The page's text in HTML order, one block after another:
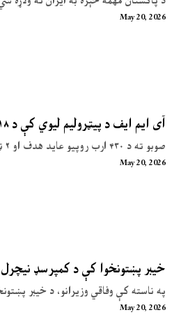
May 20, 2026
آی ایم ایف د پیټرولیم لیوي کې د ۱۸ سلنې زیاتوالي او نوو مالیو سپارښتنه کړې
صوبو ته د ۴۳۰ ارب روپیو عاید هدف او ۲ ټریلیون سرپلس غوښتنه شوې
May 20, 2026
خیبر پښتونخوا کې د کمپرسډ
په ناسته کې وفاقي وزیرانو، د خیبر
May 20, 2026